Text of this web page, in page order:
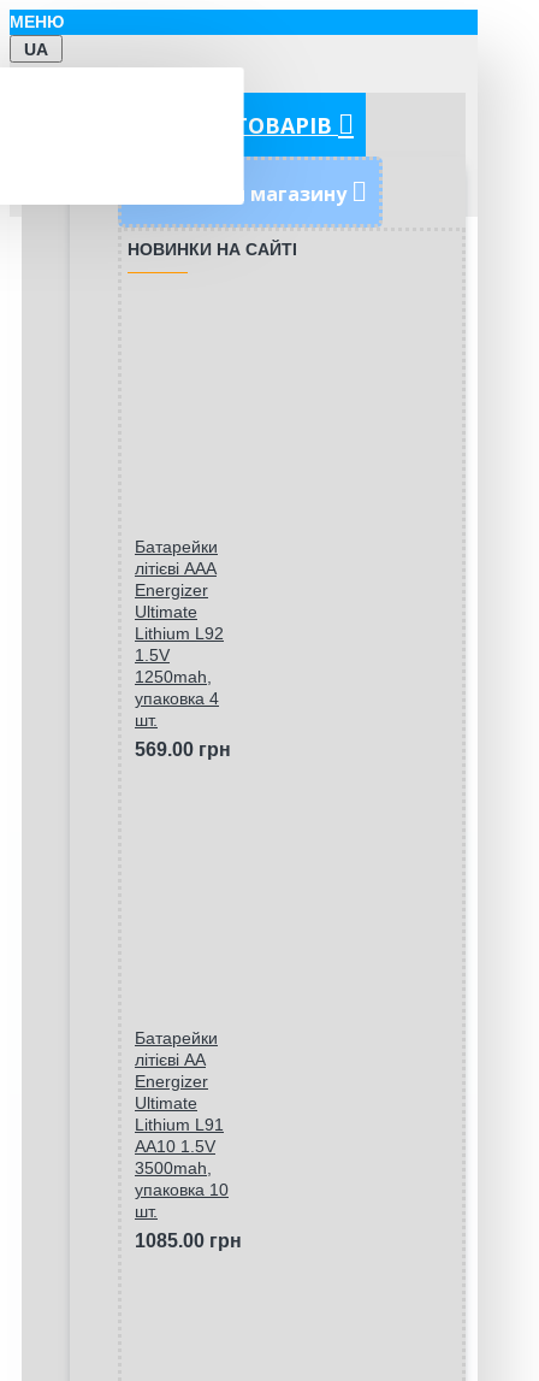
МЕНЮ
UA
КАТЕГОРІЇ ТОВАРІВ
Новинки магазину
НОВИНКИ НА САЙТІ
Батарейки
літієві ААA
Energizer
Ultimate
Lithium L92
1.5V
1250mah,
упаковка 4
шт.
569.00 грн
Батарейки
літієві AA
Energizer
Ultimate
Lithium L91
AA10 1.5V
3500mah,
упаковка 10
шт.
1085.00 грн